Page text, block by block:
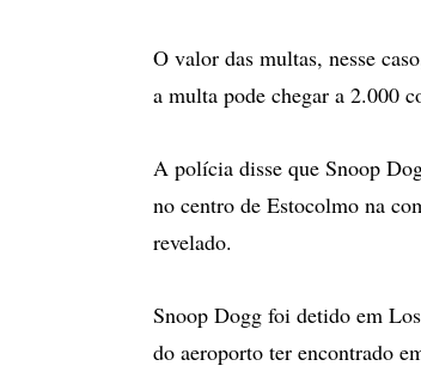
O valor das multas, nesse
a multa pode chegar a 2.000
A polícia disse que Snoop
no centro de Estocolmo na
revelado.
Snoop Dogg foi detido em
do aeroporto ter encontrado